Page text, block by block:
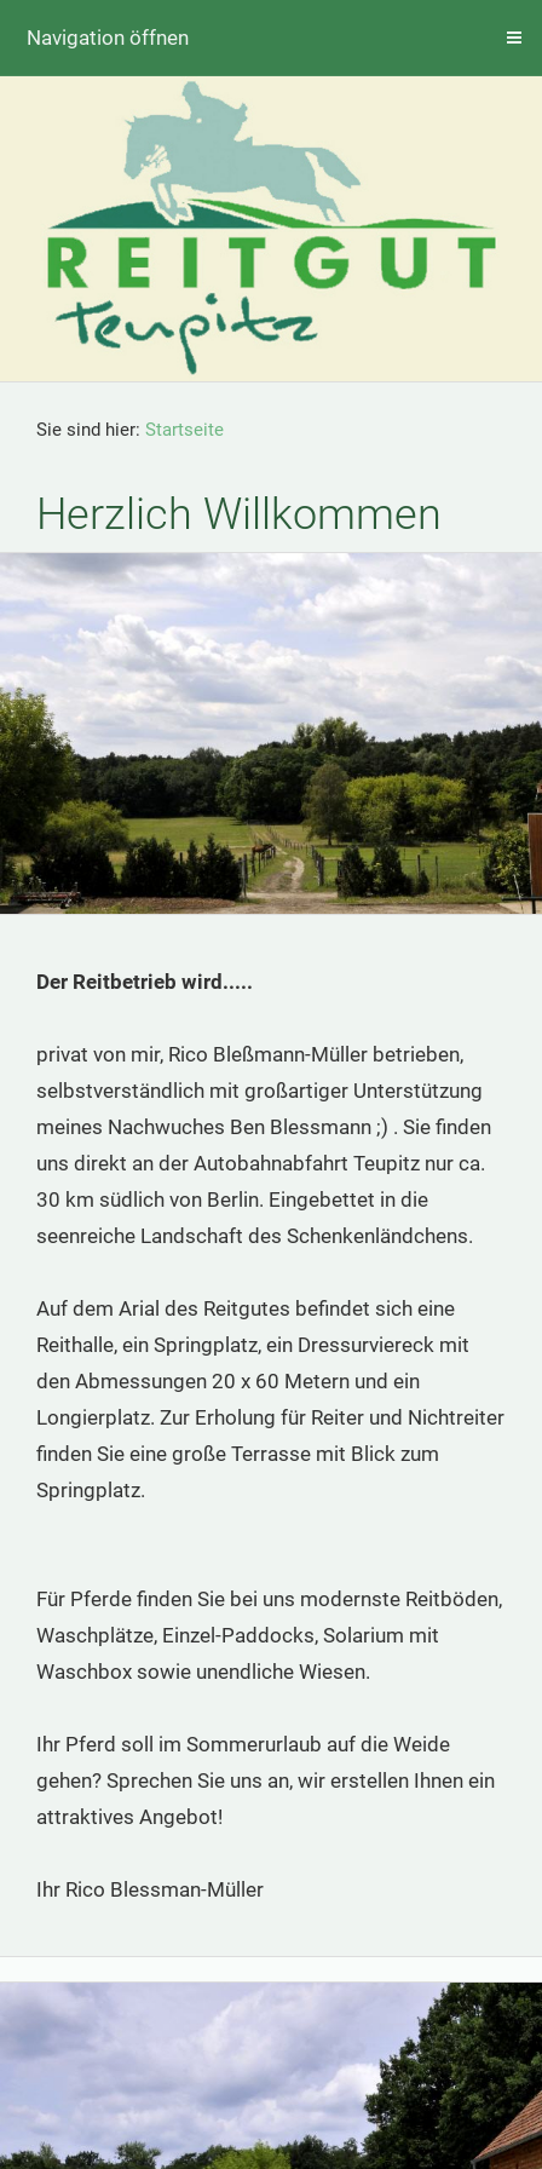
Navigation öffnen
Sie sind hier: Startseite
Herzlich Willkommen
Der Reitbetrieb wird.....
privat von mir, Rico Bleßmann-Müller betrieben,
selbstverständlich mit großartiger Unterstützung
meines Nachwuches Ben Blessmann ;) . Sie finden
uns direkt an der Autobahnabfahrt Teupitz nur ca.
30 km südlich von Berlin. Eingebettet in die
seenreiche Landschaft des Schenkenländchens.
Auf dem Arial des Reitgutes befindet sich eine
Reithalle, ein Springplatz, ein Dressurviereck mit
den Abmessungen 20 x 60 Metern und ein
Longierplatz. Zur Erholung für Reiter und Nichtreiter
finden Sie eine große Terrasse mit Blick zum
Springplatz.
Für Pferde finden Sie bei uns modernste Reitböden,
Waschplätze, Einzel-Paddocks, Solarium mit
Waschbox sowie unendliche Wiesen.
Ihr Pferd soll im Sommerurlaub auf die Weide
gehen? Sprechen Sie uns an, wir erstellen Ihnen ein
attraktives Angebot!
Ihr Rico Blessman-Müller